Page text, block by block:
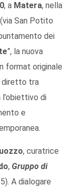
, a Matera, nella
(via San Potito
dei
”, la nuova
format originale
diretto tra
di
e
, curatrice
, Gruppo di
A dialogare